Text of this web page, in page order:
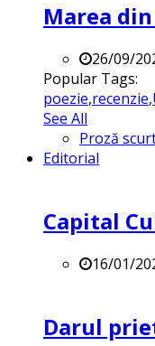
Marea
26/09/
Popular Tags:
poezie,recenzie,
See All
Proză
Editorial
Capital
16/01/
Darul